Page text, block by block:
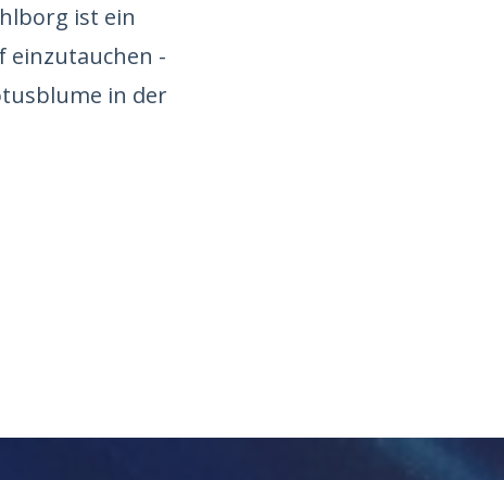
ist ein
einzutauchen -
in der